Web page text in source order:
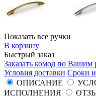
Показать все ручки
В корзину
Быстрый заказ
Заказать комод по Вашим
Условия доставки Сроки
ОПИСАНИЕ
ИСПОЛНЕНИЯ